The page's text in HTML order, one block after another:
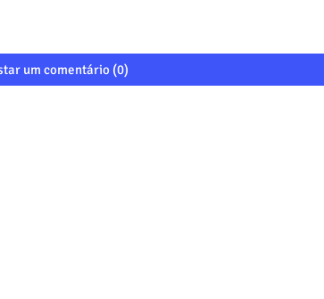
um comentário (0)